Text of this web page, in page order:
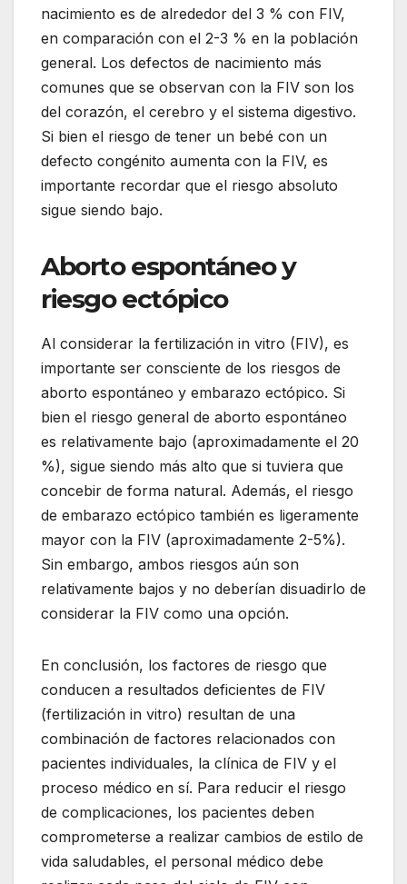
nacimiento es de alrededor del 3 % con FIV,
en comparación con el 2-3 % en la población
general. Los defectos de nacimiento más
comunes que se observan con la FIV son los
del corazón, el cerebro y el sistema digestivo.
Si bien el riesgo de tener un bebé con un
defecto congénito aumenta con la FIV, es
importante recordar que el riesgo absoluto
sigue siendo bajo.
Aborto espontáneo y
riesgo ectópico
Al considerar la fertilización in vitro (FIV), es
importante ser consciente de los riesgos de
aborto espontáneo y embarazo ectópico. Si
bien el riesgo general de aborto espontáneo
es relativamente bajo (aproximadamente el 20
%), sigue siendo más alto que si tuviera que
concebir de forma natural. Además, el riesgo
de embarazo ectópico también es ligeramente
mayor con la FIV (aproximadamente 2-5%).
Sin embargo, ambos riesgos aún son
relativamente bajos y no deberían disuadirlo de
considerar la FIV como una opción.
En conclusión, los factores de riesgo que
conducen a resultados deficientes de FIV
(fertilización in vitro) resultan de una
combinación de factores relacionados con
pacientes individuales, la clínica de FIV y el
proceso médico en sí. Para reducir el riesgo
de complicaciones, los pacientes deben
comprometerse a realizar cambios de estilo de
vida saludables, el personal médico debe